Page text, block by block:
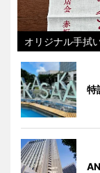
オリジナル手拭
特